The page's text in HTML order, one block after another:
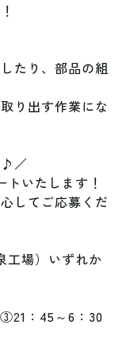
たり、部品の組
り出す作業にな
♪／
いたします！
してご応募くだ
工場）いずれか
：45～6：30